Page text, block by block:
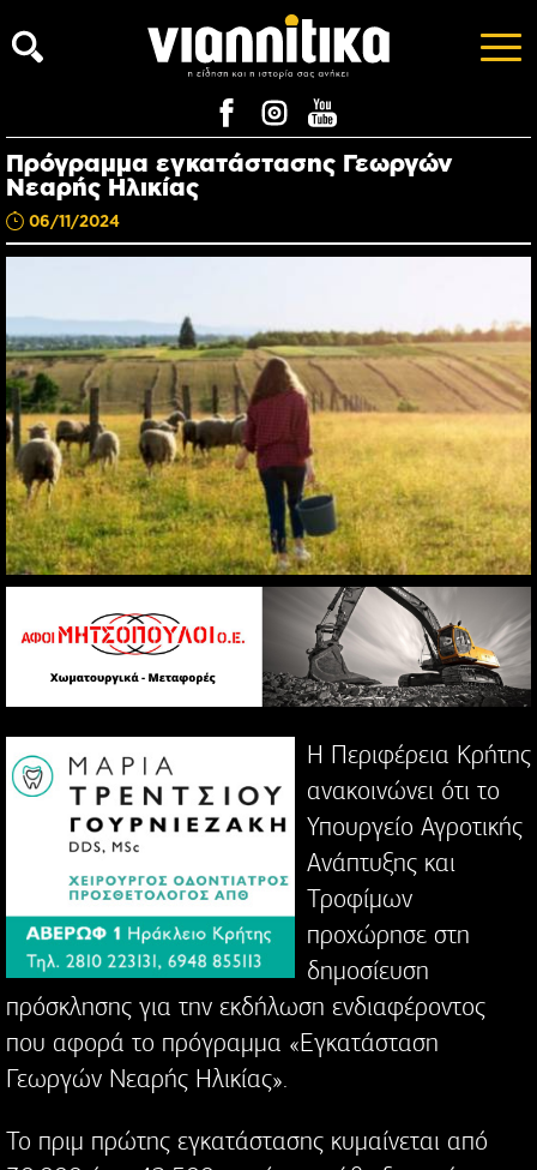
Πρόγραμμα εγκατάστασης Γεωργών
Νεαρής Ηλικίας
06/11/2024
Η Περιφέρεια Κρήτης
ανακοινώνει ότι το
Υπουργείο Αγροτικής
Ανάπτυξης και
Τροφίμων
προχώρησε στη
δημοσίευση
πρόσκλησης για την εκδήλωση ενδιαφέροντος
που αφορά το πρόγραμμα «Εγκατάσταση
Γεωργών Νεαρής Ηλικίας».
Το πριμ πρώτης εγκατάστασης κυμαίνεται από